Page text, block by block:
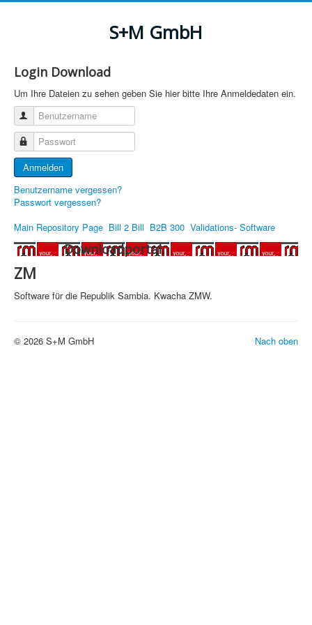
S+M GmbH
Login Download
Um Ihre Dateien zu sehen geben Sie hier bitte Ihre Anmeldedaten ein.
Benutzername
Passwort
Anmelden
Benutzername vergessen?
Passwort vergessen?
Main Repository Page Bill 2 Bill B2B 300 Validations- Software
Downloadportal
ZM
Software für die Republik Sambia. Kwacha ZMW.
Nach oben
© 2026 S+M GmbH